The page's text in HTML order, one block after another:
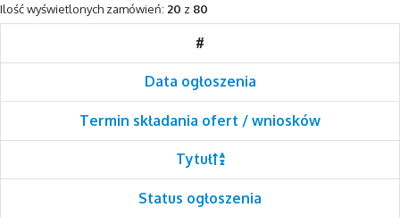
Ilość wyświetlonych zamówień: 20 z 80
#
Data ogłoszenia
Termin składania ofert / wniosków
Tytuł
Status ogłoszenia